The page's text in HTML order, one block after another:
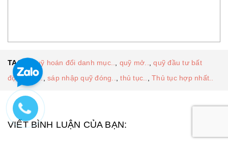
TAGS: quỹ hoán đổi danh mục.. quỹ mở.. ,quỹ đầu tư bất
động sản.. sáp nhập quỹ đóng.. ,thủ tục.. Thủ tục hợp nhất..
VIẾT BÌNH LUẬN CỦA BẠN: